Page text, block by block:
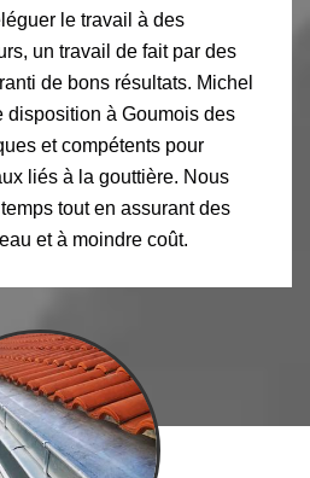
le travail à des
un travail de fait par des
de bons résultats. Michel
disposition à Goumois des
et compétents pour
liés à la gouttière. Nous
tout en assurant des
et à moindre coût.